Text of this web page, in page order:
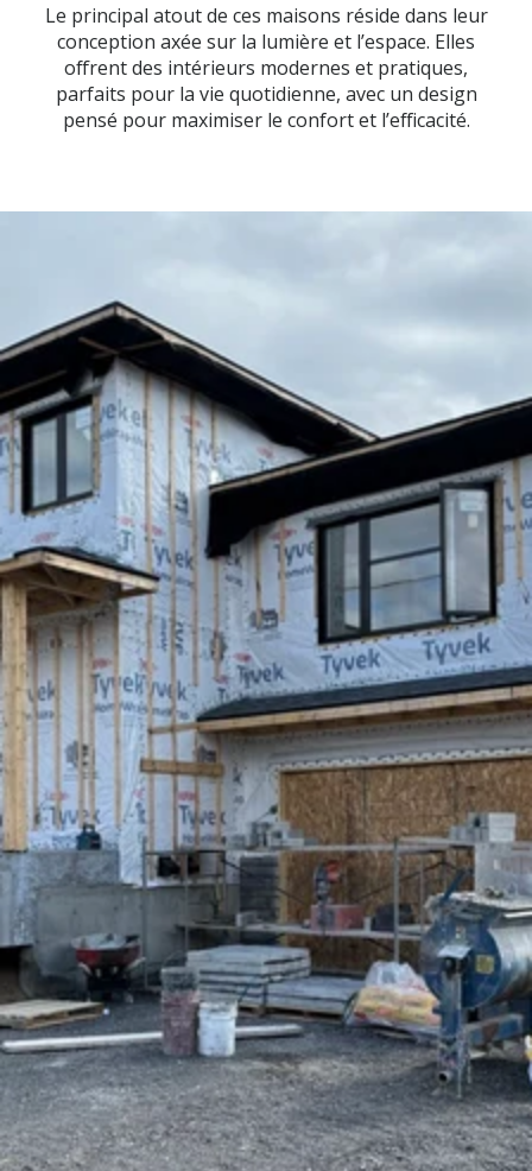
Le principal atout de ces maisons réside dans leur
conception axée sur la lumière et l’espace. Elles
offrent des intérieurs modernes et pratiques,
parfaits pour la vie quotidienne, avec un design
pensé pour maximiser le confort et l’efficacité.